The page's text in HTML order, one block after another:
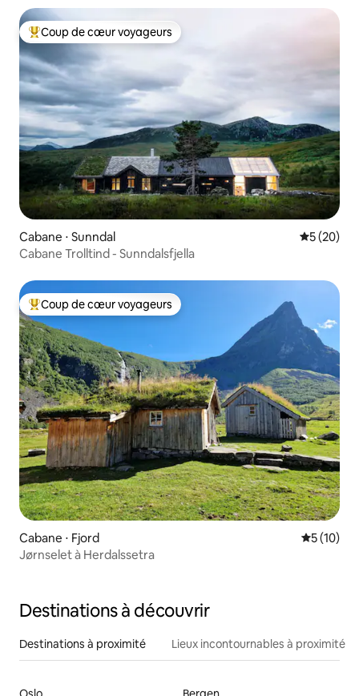
Coups de cœur voyageurs les plus appréciés
Coup de cœur voyageurs
Cabane ⋅ Sunndal
5 (20)
Cabane Trolltind - Sunndalsfjella
Coups de cœur voyageurs les plus appréciés
Coup de cœur voyageurs
Cabane ⋅ Fjord
5 (10)
Jørnselet à Herdalssetra
Destinations à découvrir
Destinations à proximité Lieux incontournables à proximité